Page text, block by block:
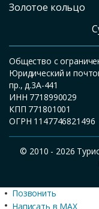
Золотое кольцо
Общество с
Юридический и
пр., д.3А-441
ИНН 7718990029
КПП 771801001
ОГРН 1147746821496
© 2010 - 2026
Позвонить
Написать в MAX